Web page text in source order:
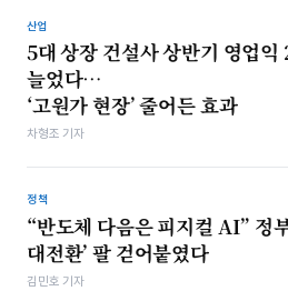
산업
5대 상장 건설사 상반기 영업익
늘었다…
‘고원가 현장’ 줄어든 효과
차형조 기자
정책
“반도체 다음은 피지컬 AI” 정
대전환’ 팔 걷어붙였다
김민호 기자